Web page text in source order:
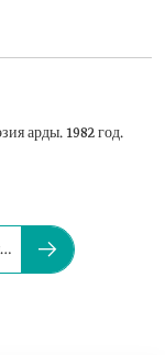
арды. 1982 год.